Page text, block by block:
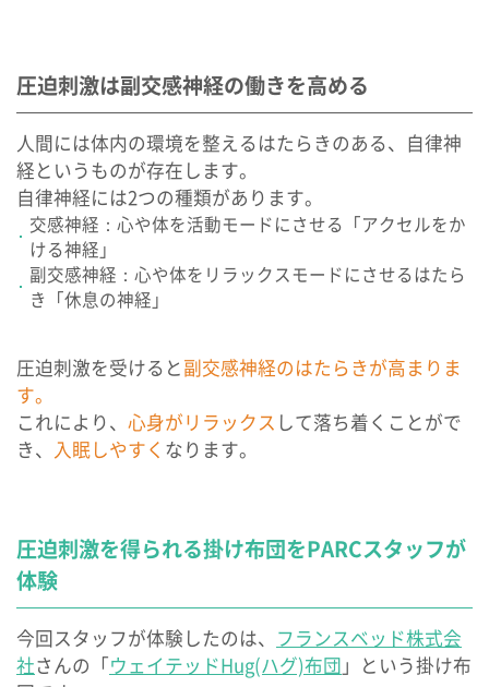
圧迫刺激は副交感神経の働きを高める
人間には体内の環境を整えるはたらきのある、自律神
経というものが存在します。
自律神経には2つの種類があります。
交感神経：心や体を活動モードにさせる「アクセルをか
ける神経」
副交感神経：心や体をリラックスモードにさせるはたら
き「休息の神経」
圧迫刺激を受けると副交感神経のはたらきが高まりま
す。
これにより、 心身がリラックス して落ち着くことがで
き、 入眠しやすく なります。
圧迫刺激を得られる掛け布団をPARCスタッフが
体験
今回スタッフが体験したのは、 フランスベッド株式会
社さんの「ウェイテッドHug(ハグ)布団 」という掛け布